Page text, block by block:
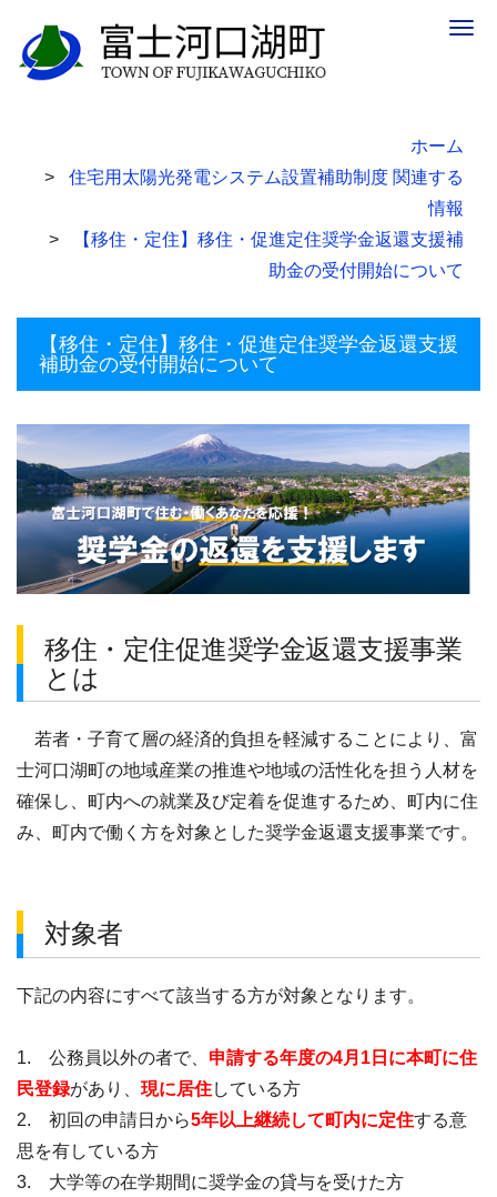
ホーム
住宅用太陽光発電システム設置補助制度 関連する
情報
【移住・定住】移住・促進定住奨学金返還支援補
助金の受付開始について
【移住・定住】移住・促進定住奨学金返還支援
補助金の受付開始について
移住・定住促進奨学金返還支援事業
とは
若者・子育て層の経済的負担を軽減することにより、富
士河口湖町の地域産業の推進や地域の活性化を担う人材を
確保し、町内への就業及び定着を促進するため、町内に住
み、町内で働く方を対象とした奨学金返還支援事業です。
対象者
下記の内容にすべて該当する方が対象となります。
1. 公務員以外の者で、 申請する年度の4月1日に本町に住
民登録があり、 現に居住している方
2. 初回の申請日から5年以上継続して町内に定住する意
思を有している方
3. 大学等の在学期間に奨学金の貸与を受けた方